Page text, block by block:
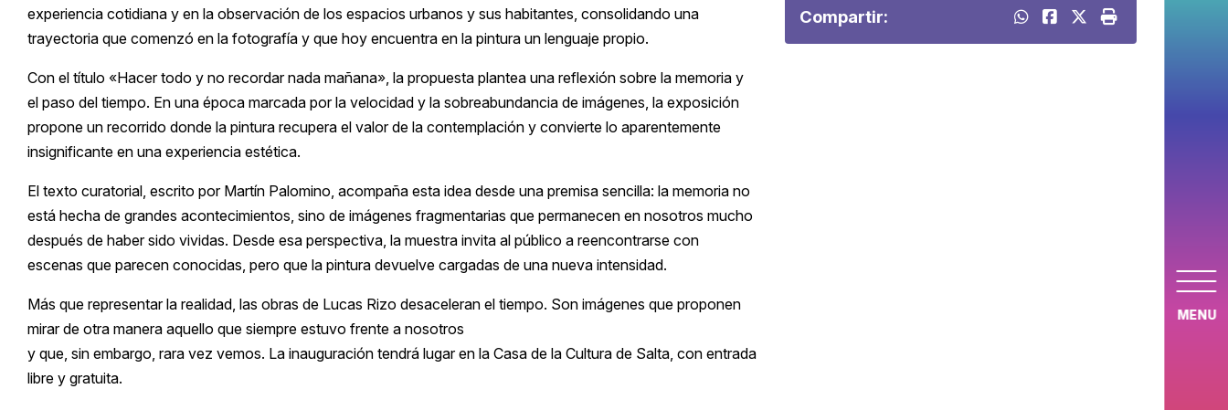
MENU
experiencia cotidiana y en la observación de los espacios urbanos y sus habitantes, consolidando una
trayectoria que comenzó en la fotografía y que hoy encuentra en la pintura un lenguaje propio.
Con el título «Hacer todo y no recordar nada mañana», la propuesta plantea una reflexión sobre la memoria y
el paso del tiempo. En una época marcada por la velocidad y la sobreabundancia de imágenes, la exposición
propone un recorrido donde la pintura recupera el valor de la contemplación y convierte lo aparentemente
insignificante en una experiencia estética.
El texto curatorial, escrito por Martín Palomino, acompaña esta idea desde una premisa sencilla: la memoria no
está hecha de grandes acontecimientos, sino de imágenes fragmentarias que permanecen en nosotros mucho
después de haber sido vividas. Desde esa perspectiva, la muestra invita al público a reencontrarse con
escenas que parecen conocidas, pero que la pintura devuelve cargadas de una nueva intensidad.
Más que representar la realidad, las obras de Lucas Rizo desaceleran el tiempo. Son imágenes que proponen
mirar de otra manera aquello que siempre estuvo frente a nosotros
y que, sin embargo, rara vez vemos. La inauguración tendrá lugar en la Casa de la Cultura de Salta, con entrada
libre y gratuita.
Compartir: